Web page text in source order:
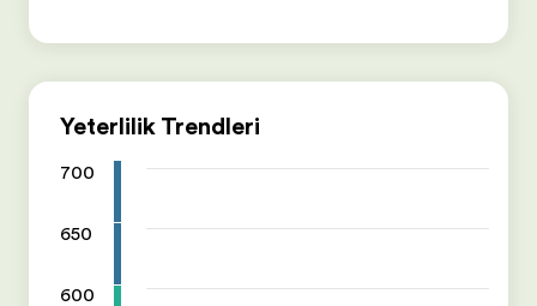
Yeterlilik Trendleri
700
650
600